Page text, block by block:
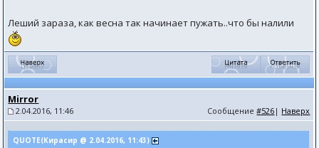
Леший зараза, как весна так начинает пужать..что бы налили
Mirror
2.04.2016, 11:46 Сообщение#526 | Наверх
QUOTE(Кирасир @ 2.04.2016, 11:43)